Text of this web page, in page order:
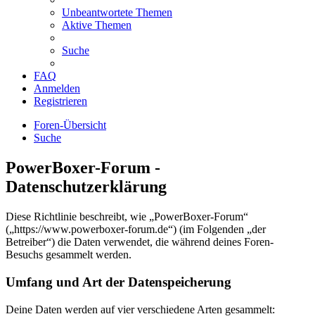
Unbeantwortete Themen
Aktive Themen
Suche
FAQ
Anmelden
Registrieren
Foren-Übersicht
Suche
PowerBoxer-Forum -
Datenschutzerklärung
Diese Richtlinie beschreibt, wie „PowerBoxer-Forum“
(„https://www.powerboxer-forum.de“) (im Folgenden „der
Betreiber“) die Daten verwendet, die während deines Foren-
Besuchs gesammelt werden.
Umfang und Art der Datenspeicherung
Deine Daten werden auf vier verschiedene Arten gesammelt: